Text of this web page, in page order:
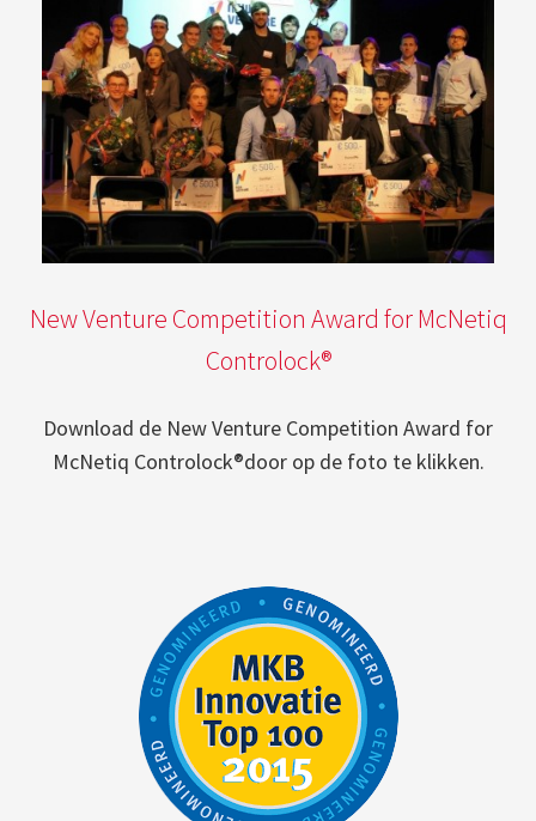
New Venture Competition Award for McNetiq
Controlock®
Download de New Venture Competition Award for
McNetiq Controlock®door op de foto te klikken.